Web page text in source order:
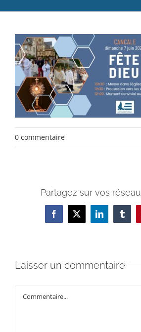
Servir et aimer
Adultes, jeunes et famille
Actualités
Contact
0 commentaire
Partagez sur vos
Facebook
X LinkedIn
Laisser un commentaire
Commentaire